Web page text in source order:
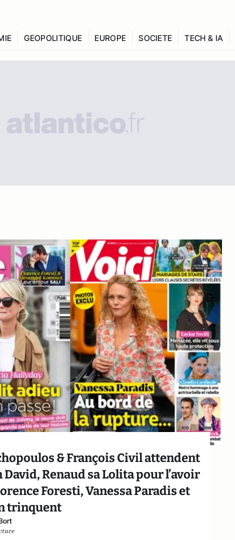
GEOPOLITIQUE EUROPE SOCIETE TECH & IA
& François Civil attendent
Renaud sa Lolita pour l’avoir
Foresti, Vanessa Paradis et
trinquent